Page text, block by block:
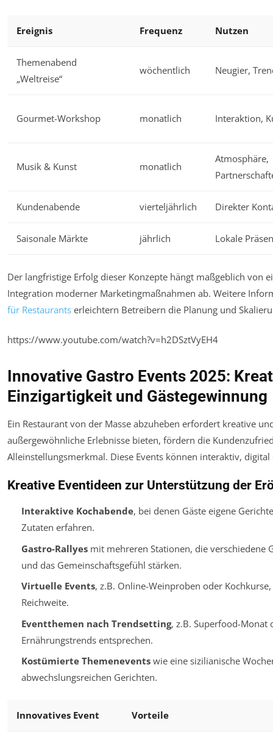
Ereignis Frequenz Nutzen
Themenabend
„Weltreise“
wöchentlich Neugier,
Gourmet-Workshop monatlich Interaktion,
Musik & Kunst monatlich
Atmosphäre,
Kundenabende vierteljährlich Direkter
Saisonale Märkte jährlich Lokale
Der langfristige Erfolg dieser Konzepte hängt maßgeblich von
Integration moderner Marketingmaßnahmen ab. Weitere
für Restaurants erleichtern Betreibern die Planung und
https://www.youtube.com/watch?v=h2DSztVyEH4
Innovative Gastro Events 2025:
Einzigartigkeit und Gästegewinnung
Ein Restaurant von der Masse abzuheben erfordert kreative
außergewöhnliche Erlebnisse bieten, fördern die
Alleinstellungsmerkmal. Diese Events können interaktiv,
Kreative Eventideen zur Unterstützung der
Interaktive Kochabende, bei denen Gäste eigene
Zutaten erfahren.
Gastro-Rallyesmit mehreren Stationen, die verschiedene
und das Gemeinschaftsgefühl stärken.
Virtuelle Events, z.B. Online-Weinproben oder
Reichweite.
Eventthemen nach Trendsetting, z.B. Superfood-Monat
Ernährungstrends entsprechen.
Kostümierte Themeneventswie eine sizilianische
abwechslungsreichen Gerichten.
Innovatives Event Vorteile